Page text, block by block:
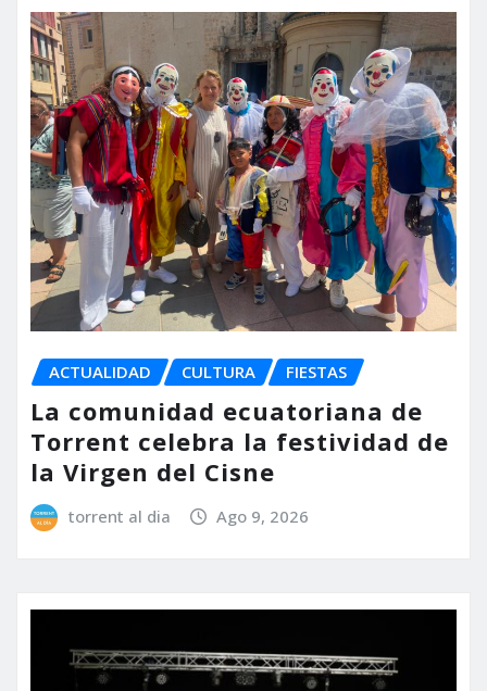
ACTUALIDAD CULTURA FIESTAS
La comunidad ecuatoriana de
Torrent celebra la festividad de
la Virgen del Cisne
torrent al dia Ago 9, 2026